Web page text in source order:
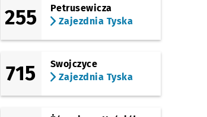
255
Petrusewicza
Zajezdnia Tyska
715
Swojczyce
Zajezdnia Tyska